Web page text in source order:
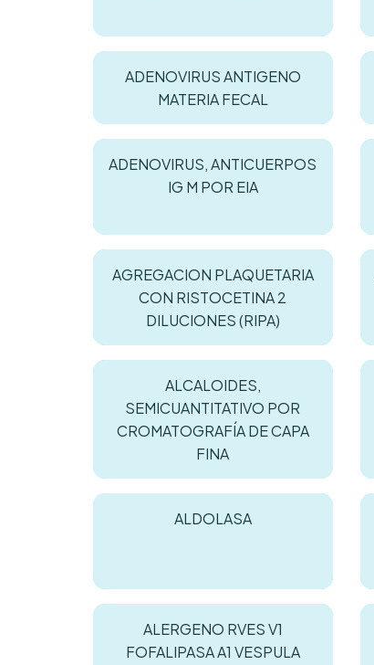
ADENOVIRUS ANTIGENO
MATERIA FECAL
ADENOVIRUS, ANTICUERPOS
IG M POR EIA
AGREGACION PLAQUETARIA
CON RISTOCETINA 2
DILUCIONES (RIPA)
ALCALOIDES,
SEMICUANTITATIVO POR
CROMATOGRAFÍA DE CAPA
FINA
ALDOLASA
ALERGENO RVES V1
FOFALIPASA A1 VESPULA